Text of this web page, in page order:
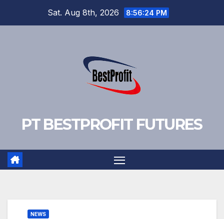
Sat. Aug 8th, 2026 8:56:25 PM
PT BESTPROFIT FUTURES
NEWS